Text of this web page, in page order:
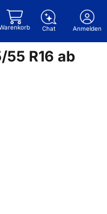
Chat Anmelden
R16 ab